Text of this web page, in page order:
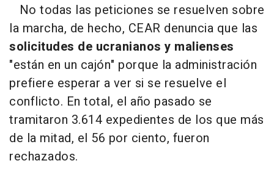
No todas las peticiones se resuelven sobre
la marcha, de hecho, CEAR denuncia que las
solicitudes de ucranianos y malienses
"están en un cajón" porque la administración
prefiere esperar a ver si se resuelve el
conflicto. En total, el año pasado se
tramitaron 3.614 expedientes de los que más
de la mitad, el 56 por ciento, fueron
rechazados.